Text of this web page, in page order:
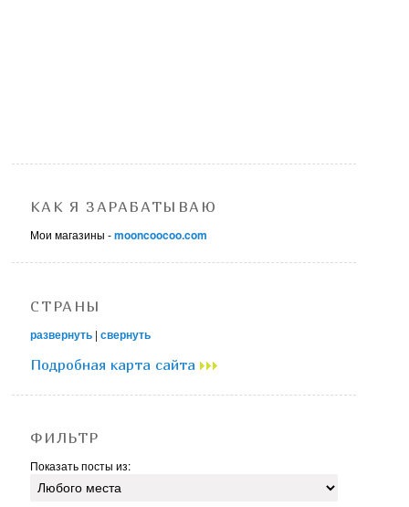
КАК Я ЗАРАБАТЫВАЮ
Мои магазины -mooncoocoo.com
СТРАНЫ
развернуть |свернуть
Подробная карта сайта
ФИЛЬТР
Показать посты из: